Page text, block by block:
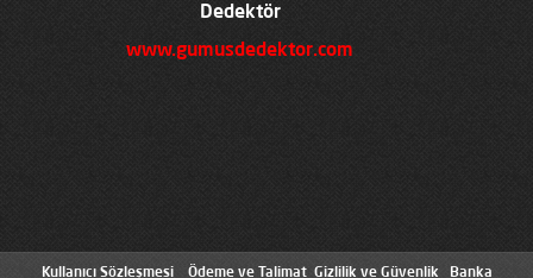
Dedektör
www.gumusdedektor.com
Kullanıcı Sözleşmesi Ödeme ve Talimat Gizlilik ve Güvenlik Banka